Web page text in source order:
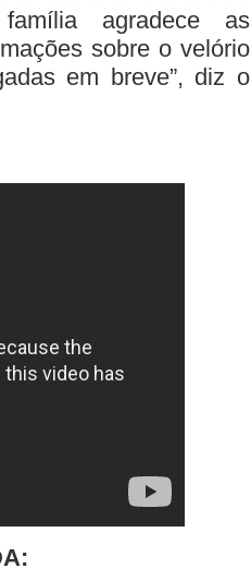
agradece as
sobre o velório
em breve”, diz o